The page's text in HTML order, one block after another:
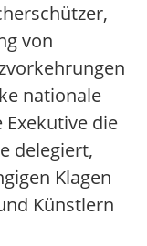
von
nationale
die
delegiert,
Klagen
Künstlern